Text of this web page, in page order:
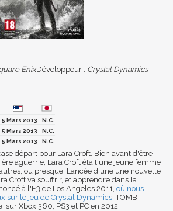
EnixDéveloppeur : Crystal Dynamics
5 Mars 2013
N.C.
5 Mars 2013
N.C.
5 Mars 2013 N.C.
départ pour Lara Croft. Bien avant d'être
aguerrie, Lara Croft était une jeune femme
ou presque. Lancée d'une une nouvelle
Croft va souffrir, et apprendre dans la
à l'E3 de Los Angeles 2011, où nous
sur le jeu de Crystal Dynamics, TOMB
sur Xbox 360, PS3 et PC en 2012.